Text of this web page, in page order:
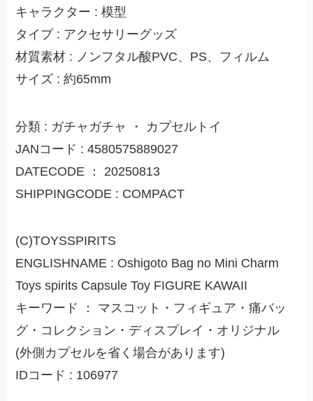
キャラクター : 模型
タイプ : アクセサリーグッズ
材質素材 : ノンフタル酸PVC、PS、フィルム
サイズ : 約65mm
分類 : ガチャガチャ ・ カプセルトイ
JANコード : 4580575889027
DATECODE ： 20250813
SHIPPINGCODE : COMPACT
(C)TOYSSPIRITS
ENGLISHNAME : Oshigoto Bag no Mini Charm
Toys spirits Capsule Toy FIGURE KAWAII
キーワード ： マスコット・フィギュア・痛バッ
グ・コレクション・ディスプレイ・オリジナル
(外側カプセルを省く場合があります)
IDコード : 106977